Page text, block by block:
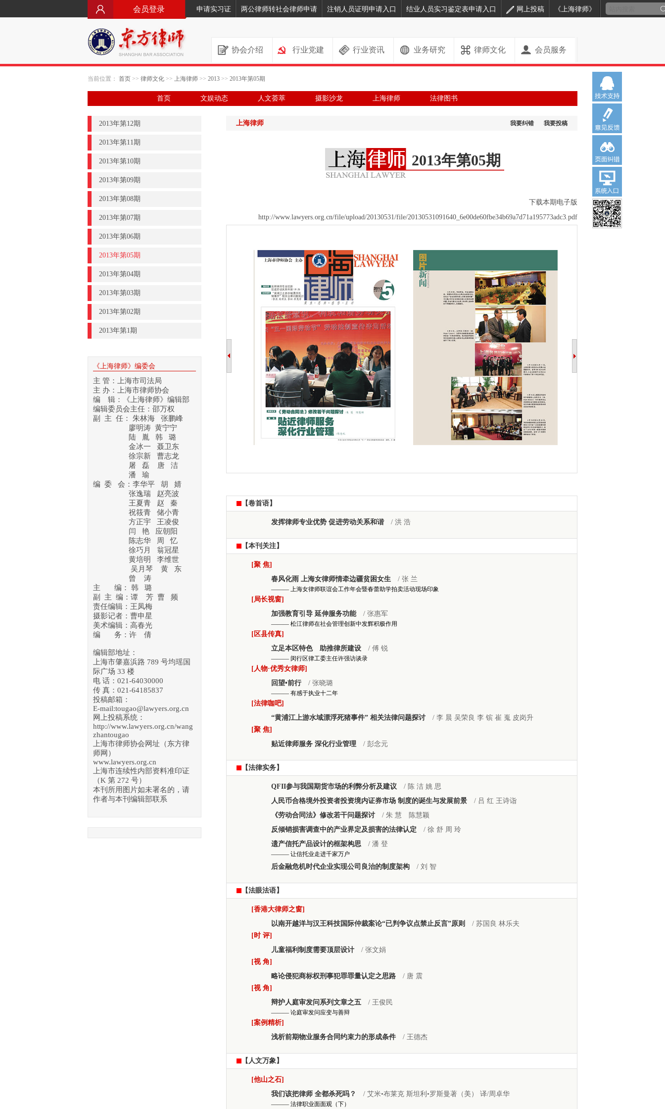
会员登录 申请实习证 两公律师转社会律师申请 注销人员证明申请入口 结业人员实习鉴定表申请入口 网上投稿 《上海律师》
协会介绍 行业党建 行业资讯 业务研究 律师文化 会员服务
当前位置： 首页 >> 律师文化 >> 上海律师 >> 2013 >> 2013年第05期
首页 文娱动态 人文荟萃 摄影沙龙 上海律师 法律图书
2013年第12期
2013年第11期
2013年第10期
2013年第09期
2013年第08期
2013年第07期
2013年第06期
2013年第05期
2013年第04期
2013年第03期
2013年第02期
2013年第1期
《上海律师》编委会
主 管：上海市司法局
主 办：上海市律师协会
编 辑：《上海律师》编辑部
编辑委员会主任：邵万权
副 主 任： 朱林海 张鹏峰
廖明涛 黄宁宁
陆 胤 韩 璐
金冰一 聂卫东
徐宗新 曹志龙
屠 磊 唐 洁
潘 瑜
编 委 会：李华平 胡 婧
张逸瑞 赵亮波
王夏青 赵 秦
祝筱青 储小青
方正宇 王凌俊
闫 艳 应朝阳
陈志华 周 忆
徐巧月 翁冠星
黄培明 李维世
吴月琴
黄 东
曾 涛
主 编： 韩 璐
副 主 编：谭 芳 曹 频
责任编辑：王凤梅
摄影记者：曹申星
美术编辑：高春光
编 务：许 倩
编辑部地址：
上海市肇嘉浜路 789 号均瑶国
际广场 33 楼
电 话：021-64030000
传 真：021-64185837
投稿邮箱：
E-mail:tougao@lawyers.org.cn
网上投稿系统：
http://www.lawyers.org.cn/wang
zhantougao
上海市律师协会网址（东方律
师网）
www.lawyers.org.cn
上海市连续性内部资料准印证
（K 第 272 号）
本刊所用图片如未署名的，请
作者与本刊编辑部联系
我要投稿
我要纠错
上海律师
2013年第05期
下载本期电子版
http://www.lawyers.org.cn/file/upload/20130531/file/20130531091640_6e00de60fbe34b69a7d71a195773adc3.pdf
【卷首语】
发挥律师专业优势 促进劳动关系和谐 / 洪 浩
【本刊关注】
[聚 焦]
春风化雨 上海女律师情牵边疆贫困女生
/ 张 兰
——— 上海女律师联谊会工作年会暨春蕾助学拍卖活动现场印象
[局长视窗]
加强教育引导 延伸服务功能
/ 张惠军
——— 松江律师在社会管理创新中发辉积极作用
[区县传真]
立足本区特色 助推律所建设
/ 傅 锐
——— 闵行区律工委主任许强访谈录
[人物·优秀女律师]
回望•前行
/ 张晓璐
——— 有感于执业十二年
[法律咖吧]
“黄浦江上游水域漂浮死猪事件” 相关法律问题探讨
/ 李 晨 吴荣良 李 镔 崔 嵬 皮岗升
[聚 焦]
贴近律师服务 深化行业管理
/ 彭念元
【法律实务】
QFII参与我国期货市场的利弊分析及建议
/ 陈 洁 姚 思
人民币合格境外投资者投资境内证券市场 制度的诞生与发展前景
/ 吕 红 王诗诣
《劳动合同法》修改若干问题探讨
/ 朱 慧 陈慧颖
反倾销损害调查中的产业界定及损害的法律认定
/ 徐 舒 周 玲
遗产信托产品设计的框架构思
/ 潘 登
——— 让信托业走进千家万户
后金融危机时代企业实现公司良治的制度架构 / 刘 智
【法眼法语】
[香港大律师之窗]
以南开越洋与汉王科技国际仲裁案论“已判争议点禁止反言”原则
/ 苏国良 林乐夫
[时 评]
儿童福利制度需要顶层设计
/ 张文娟
[视 角]
略论侵犯商标权刑事犯罪罪量认定之思路
/ 唐 震
[视 角]
辩护人庭审发问系列文章之五
/ 王俊民
——— 论庭审发问应变与善辩
[案例精析]
浅析前期物业服务合同约束力的形成条件
/ 王德杰
【人文万象】
[他山之石]
我们该把律师 全都杀死吗？
/ 艾米•布莱克 斯坦利•罗斯曼著（美） 译/周卓华
——— 法律职业面面观（下）